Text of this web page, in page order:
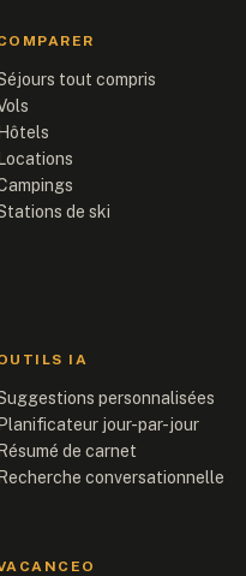
tout compris
Hôtels
Locations
de ski
IA
personnalisées
Planificateur jour-par-jour
Résumé de carnet
Recherche conversationnelle